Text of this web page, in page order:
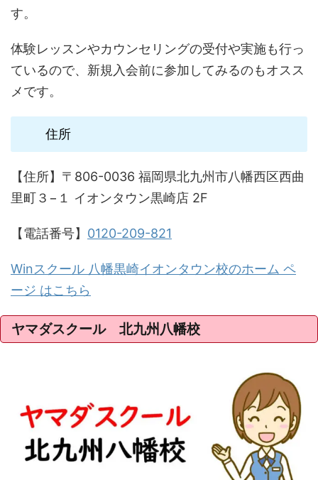
す。
体験レッスンやカウンセリングの受付や実施も行っ
ているので、新規入会前に参加してみるのもオスス
メです。
住所
【住所】〒806-0036 福岡県北九州市八幡西区西曲
里町３−１ イオンタウン黒崎店 2F
【電話番号】 0120-209-821
Winスクール 八幡黒崎イオンタウン校のホーム ペ
ージ はこちら
ヤマダスクール 北九州八幡校